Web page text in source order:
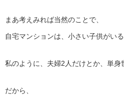
まあ考えみれば当然のことで、
自宅マンションは、小さい子供がい
私のように、夫婦2人だけとか、単身
だから、